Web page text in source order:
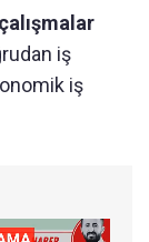
iş
iş